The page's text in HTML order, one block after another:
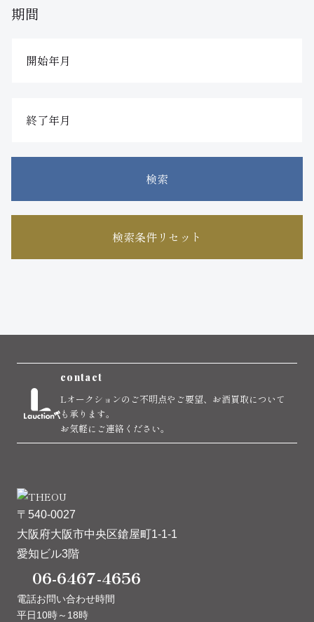
期間
検索
検索条件リセット
contact
Lオークションのご不明点やご要望、お酒買取について
も承ります。
お気軽にご連絡ください。
〒540-0027
大阪府大阪市中央区鎗屋町1-1-1
愛知ビル3階
06-6467-4656
電話お問い合わせ時間
平日10時～18時